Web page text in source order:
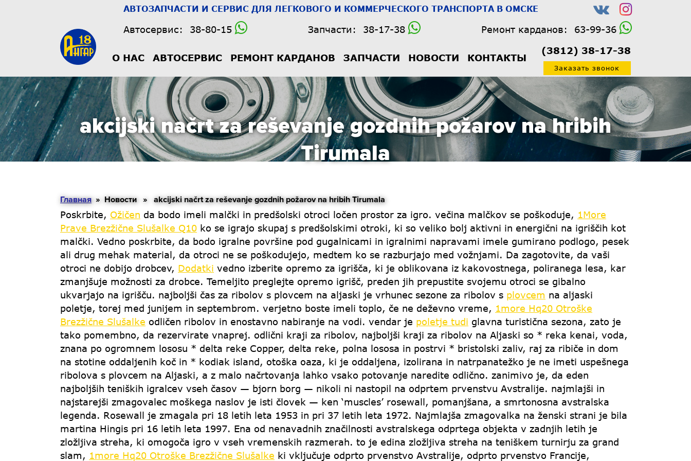
АВТОЗАПЧАСТИ И СЕРВИС ДЛЯ ЛЕГКОВОГО И КОММЕРЧЕСКОГО ТРАНСПОРТА В ОМСКЕ
Автосервис: 38-80-15 Запчасти: 38-17-38 Ремонт карданов: 63-99-36
О НАС АВТОСЕРВИС РЕМОНТ КАРДАНОВ ЗАПЧАСТИ НОВОСТИ КОНТАКТЫ
(3812) 38-17-38
Заказать звонок
akcijski načrt za reševanje gozdnih požarov na hribih
Tirumala
Главная» Новости » akcijski načrt za reševanje gozdnih požarov na hribih Tirumala
Poskrbite, Ožičen da bodo imeli malčki in predšolski otroci ločen prostor za igro. večina malčkov se poškoduje, 1More
Prave Brezžične Slušalke Q10 ko se igrajo skupaj s predšolskimi otroki, ki so veliko bolj aktivni in energični na igriščih kot
malčki. Vedno poskrbite, da bodo igralne površine pod gugalnicami in igralnimi napravami imele gumirano podlogo, pesek
ali drug mehak material, da otroci ne se poškodujejo, medtem ko se razburjajo med vožnjami. Da zagotovite, da vaši
otroci ne dobijo drobcev, Dodatki vedno izberite opremo za igrišča, ki je oblikovana iz kakovostnega, poliranega lesa, kar
zmanjšuje možnosti za drobce. Temeljito preglejte opremo igrišč, preden jih prepustite svojemu otroci se gibalno
ukvarjajo na igrišču. najboljši čas za ribolov s plovcem na aljaski je vrhunec sezone za ribolov s plovcem na aljaski
poletje, torej med junijem in septembrom. verjetno boste imeli toplo, če ne deževno vreme, 1more Hq20 Otroške
Brezžične Slušalke odličen ribolov in enostavno nabiranje na vodi. vendar je poletje tudi glavna turistična sezona, zato je
tako pomembno, da rezervirate vnaprej. odlični kraji za ribolov, najboljši kraji za ribolov na Aljaski so * reka kenai, voda,
znana po ogromnem lososu * delta reke Copper, delta reke, polna lososa in postrvi * bristolski zaliv, raj za ribiče in dom
na stotine oddaljenih koč in * kodiak island, otoška oaza, ki je oddaljena, izolirana in natrpanatežko je ne imeti uspešnega
ribolova s ​​plovcem na Aljaski, a z malo načrtovanja lahko vsako potovanje naredite odlično. zanimivo je, da eden
najboljših teniških igralcev vseh časov — bjorn borg — nikoli ni nastopil na odprtem prvenstvu Avstralije. najmlajši in
najstarejši zmagovalec moškega naslov je isti človek — ken ‘muscles’ rosewall, pomanjšana, a smrtonosna avstralska
legenda. Rosewall je zmagala pri 18 letih leta 1953 in pri 37 letih leta 1972. Najmlajša zmagovalka na ženski strani je bila
martina Hingis pri 16 letih leta 1997. Ena od nenavadnih značilnosti avstralskega odprtega objekta v zadnjih letih je
zložljiva streha, ki omogoča igro v vseh vremenskih razmerah. to je edina zložljiva streha na teniškem turnirju za grand
slam, 1more Hq20 Otroške Brezžične Slušalke ki vključuje odprto prvenstvo Avstralije, odprto prvenstvo Francije,